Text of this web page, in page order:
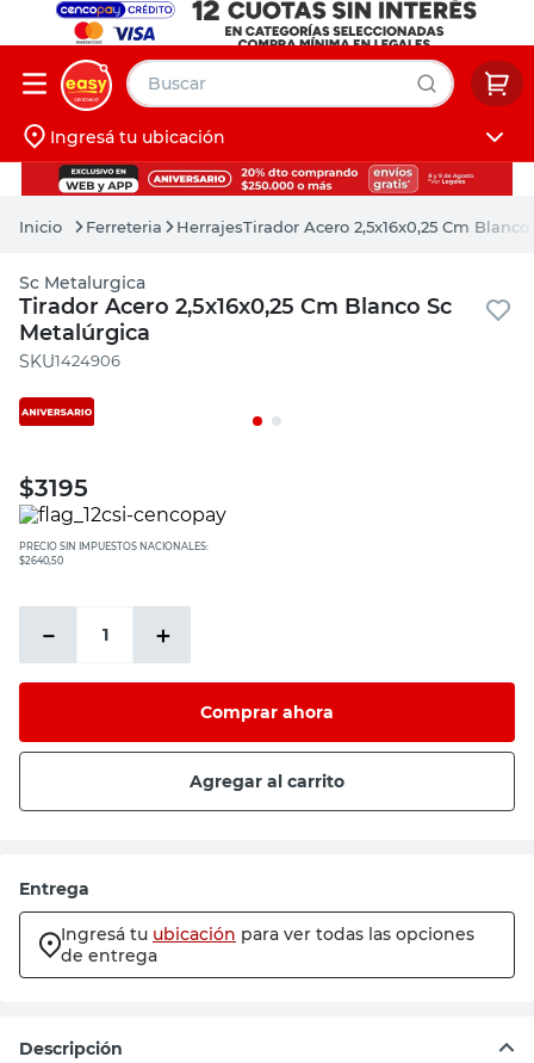
Buscar
Iniciá sesión
Ingresá tu ubicación
Ferreteria HerrajesTirador Acero 2,5x16x0,25 Cm
Sc Metalurgica
Tirador Acero 2,5x16x0,25 Cm Blanco Sc
Metalúrgica
:1424906
$3195
PRECIO SIN IMPUESTOS NACIONALES:
$2640,50
＋
－
Comprar ahora
Agregar al carrito
Entrega
Ingresá tu ubicación para ver todas las opciones
de entrega
Descripción
muebles
pintura
escritorio
puertas
placard